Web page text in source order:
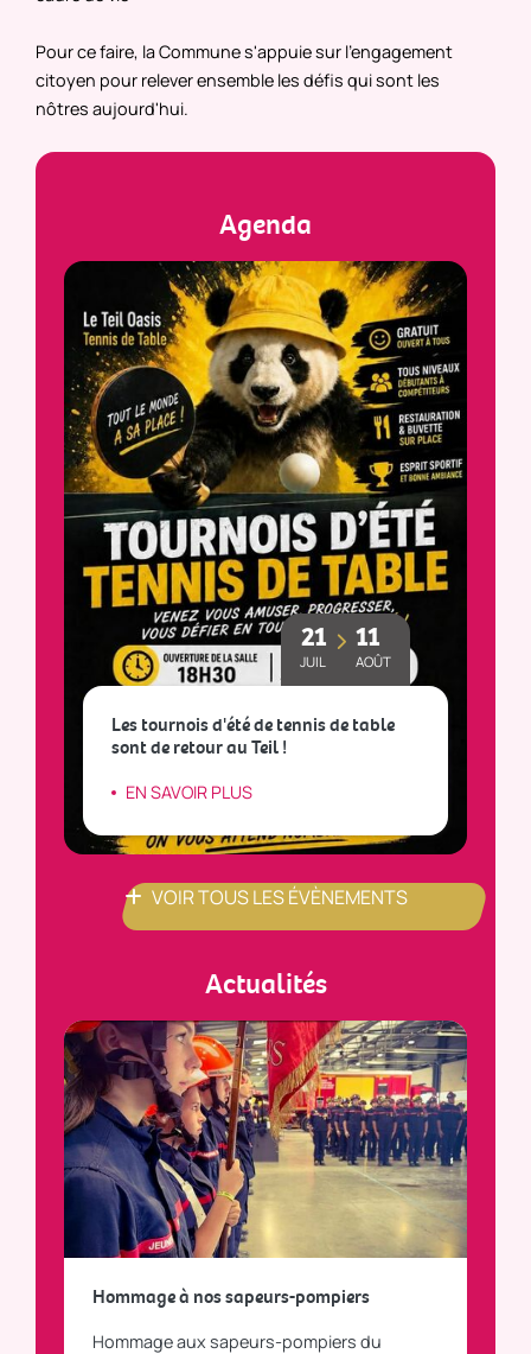
Pour ce faire, la Commune s'appuie sur l'engagement
citoyen pour relever ensemble les défis qui sont les
nôtres aujourd'hui.
Agenda
21
JUIL
11
AOÛT
Les tournois d'été de tennis de table
sont de retour au Teil !
EN SAVOIR PLUS
VOIR TOUS LES ÉVÈNEMENTS
Actualités
Hommage à nos sapeurs-pompiers
Hommage aux sapeurs-pompiers du